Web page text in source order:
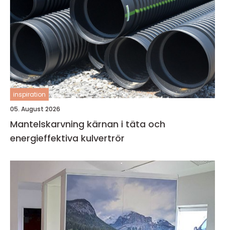
inspiration
05. August 2026
Mantelskarvning kärnan i täta och
energieffektiva kulvertrör